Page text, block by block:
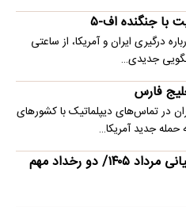
با جنگنده اف-۵
درگیری ایران و آمریکا، از ساعتی
جدیدی…
فارس
در تماس‌های دیپلماتیک با کشورهای
جدید آمریکا…
تحلیل قیمت طلا در هفته میانی مرداد ۱۴۰۵/ دو رخداد مهم